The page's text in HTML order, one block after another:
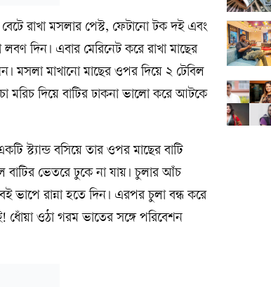
বেটে রাখা মসলার পেস্ট, ফেটানো টক দই এবং
দিন। এবার মেরিনেট করে রাখা মাছের
মসলা মাখানো মাছের ওপর দিয়ে ২ টেবিল
মরিচ দিয়ে বাটির ঢাকনা ভালো করে আটকে
স্ট্যান্ড বসিয়ে তার ওপর মাছের বাটি
বাটির ভেতরে ঢুকে না যায়। চুলার আঁচ
ভাপে রান্না হতে দিন। এরপর চুলা বন্ধ করে
ধোঁয়া ওঠা গরম ভাতের সঙ্গে পরিবেশন